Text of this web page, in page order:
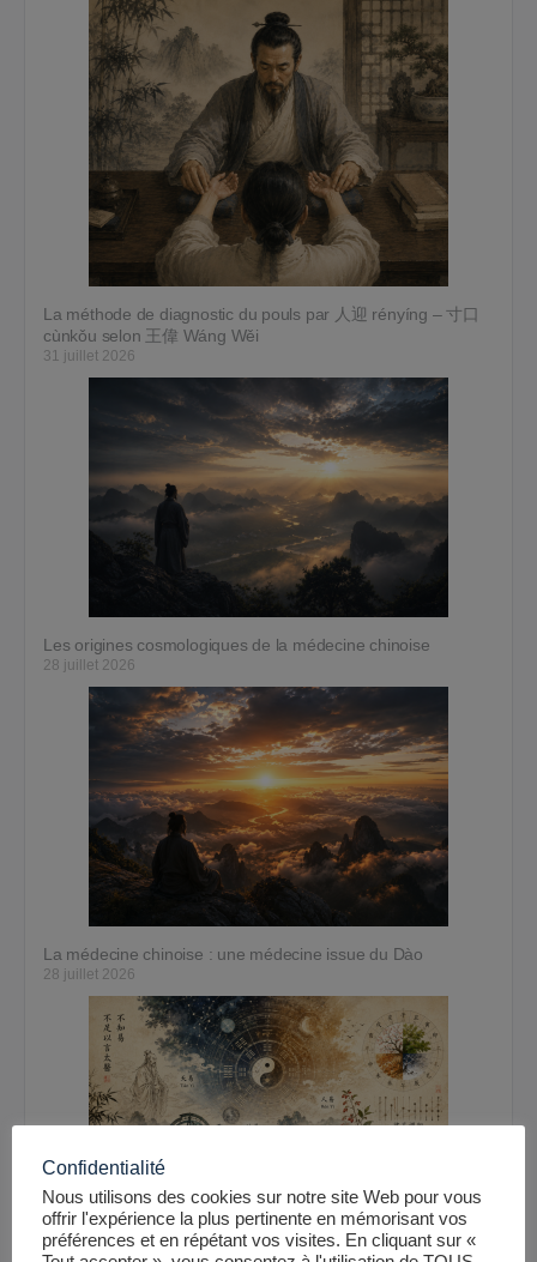
La méthode de diagnostic du pouls par 人迎 rényíng – 寸口
cùnkǒu selon 王偉 Wáng Wěi
31 juillet 2026
Les origines cosmologiques de la médecine chinoise
28 juillet 2026
La médecine chinoise : une médecine issue du Dào
28 juillet 2026
Le Yì (易) : le fondement oublié de la médecine chinoise
28 juillet 2026
Confidentialité
Nous utilisons des cookies sur notre site Web pour vous
offrir l'expérience la plus pertinente en mémorisant vos
préférences et en répétant vos visites. En cliquant sur «